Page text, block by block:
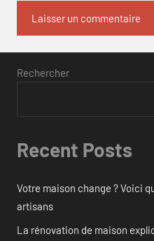
Rechercher
Recent Posts
Votre maison change ? Voici
artisans
La rénovation de maison